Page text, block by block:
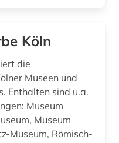
Köln
die
Museen und
Enthalten sind u.a.
Museum
Museum
Römisch-